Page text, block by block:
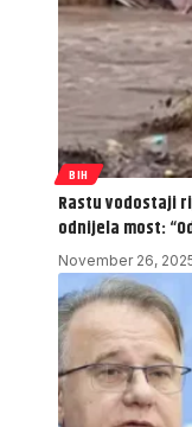
BIH
Rastu vodostaji
odnijela most:
November 26,